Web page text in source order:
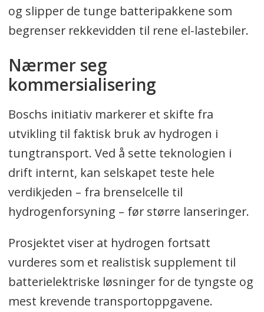
og slipper de tunge batteripakkene som
begrenser rekkevidden til rene el-lastebiler.
Nærmer seg
kommersialisering
Boschs initiativ markerer et skifte fra
utvikling til faktisk bruk av hydrogen i
tungtransport. Ved å sette teknologien i
drift internt, kan selskapet teste hele
verdikjeden – fra brenselcelle til
hydrogenforsyning – før større lanseringer.
Prosjektet viser at hydrogen fortsatt
vurderes som et realistisk supplement til
batterielektriske løsninger for de tyngste og
mest krevende transportoppgavene.